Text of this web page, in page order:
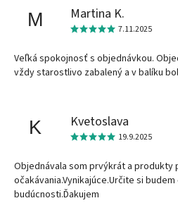
M Martina K.
7.11.2025
Veľká spokojnosť s objednávkou.
vždy starostlivo zabalený a v balíku
K Kvetoslava
19.9.2025
Objednávala som prvýkrát a produkty
očakávania.Vynikajúce.Určite si
budúcnosti.Ďakujem